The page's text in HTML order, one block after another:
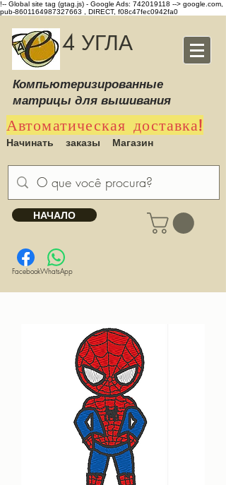
!-- Global site tag (gtag.js) - Google Ads: 742019118 --> google.com,
pub-8601164987327663 , DIRECT, f08c47fec0942fa0
4 УГЛА
Компьютеризированные
матрицы для вышивания
Автоматическая доставка!
Начинать заказы Магазин
НАЧАЛО
FacebookWhatsApp